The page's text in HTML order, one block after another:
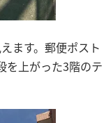
ます。郵便ポスト
を上がった3階のテ